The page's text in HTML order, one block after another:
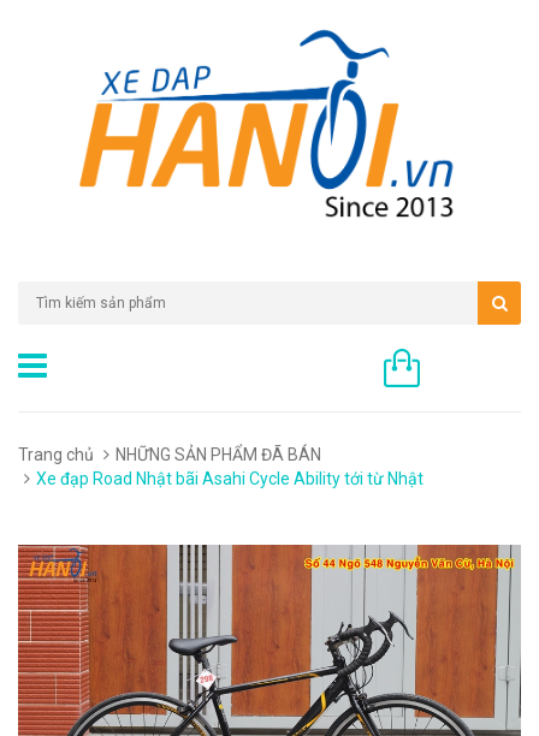
Trang chủ
NHỮNG SẢN PHẨM ĐÃ BÁN
Xe đạp Road Nhật bãi Asahi Cycle Ability tới từ Nhật